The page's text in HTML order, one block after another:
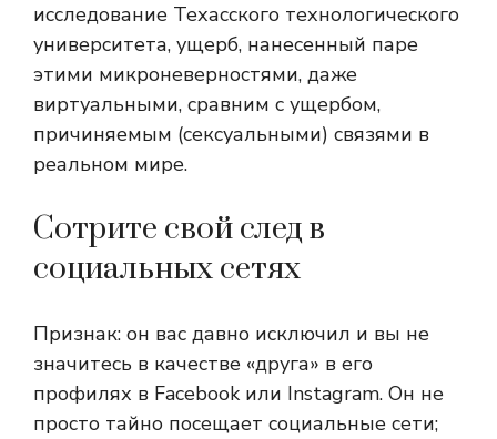
исследование Техасского технологического
университета, ущерб, нанесенный паре
этими микроневерностями, даже
виртуальными, сравним с ущербом,
причиняемым (сексуальными) связями в
реальном мире.
Сотрите свой след в
социальных сетях
Признак: он вас давно исключил и вы не
значитесь в качестве «друга» в его
профилях в Facebook или Instagram. Он не
просто тайно посещает социальные сети;